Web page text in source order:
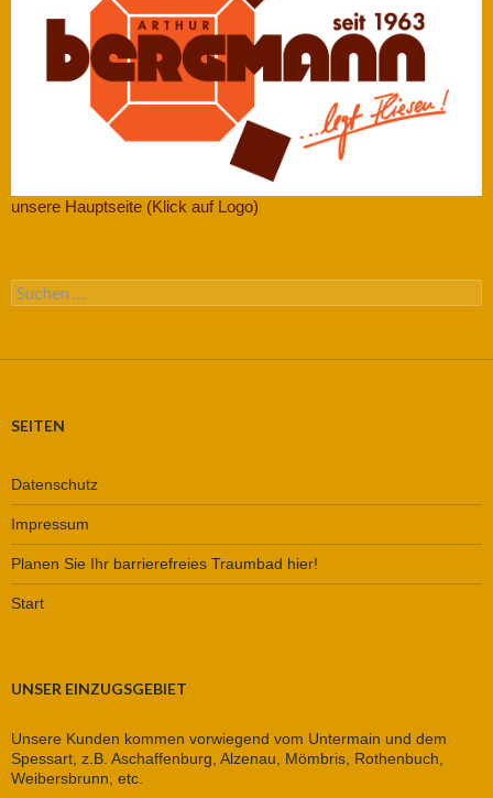
unsere Hauptseite (Klick auf Logo)
Suchen
nach:
SEITEN
Datenschutz
Impressum
Planen Sie Ihr barrierefreies Traumbad hier!
Start
UNSER EINZUGSGEBIET
Unsere Kunden kommen vorwiegend vom Untermain und dem
Spessart, z.B. Aschaffenburg, Alzenau, Mömbris, Rothenbuch,
Weibersbrunn, etc.